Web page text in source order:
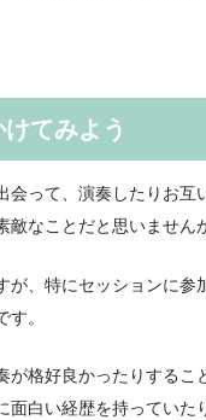
てみよう
会って、演奏したりお互
敵なことだと思いません
が、特にセッションに参
。
が格好良かったりするこ
面白い経歴を持っていた